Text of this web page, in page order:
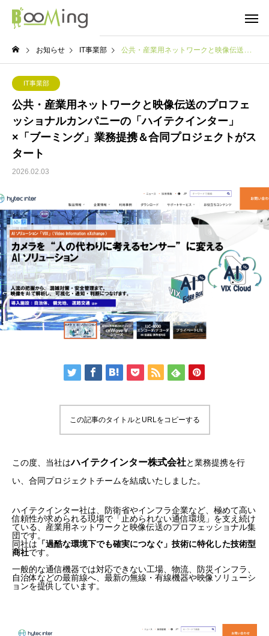
お知らせ IT事業部 公共・産業用ネットワークと映像伝送のプロフェッショナルカンパニーの「ハイテクインター」×「ブーミング」業務提携＆合同プロジェクトがスタート
IT事業部
公共・産業用ネットワークと映像伝送のプロフェ
ッショナルカンパニーの「ハイテクインター」
×「ブーミング」業務提携＆合同プロジェクトがス
タート
2026.02.03
この記事のタイトルとURLをコピーする
この度、当社はハイテクインター株式会社と業務提携を行
い、合同プロジェクトチームを結成いたしました。
ハイテクインター社は、防衛省やインフラ企業など、極めて高い
信頼性が求められる現場で「止められない通信環境」を支え続け
ている、産業用ネットワークと映像伝送のプロフェッショナル集
団です。
同社は 「過酷な環境下でも確実につなぐ」技術に特化した技術型
商社です。
一般的な通信機器では対応できない工場、物流、防災インフラ、
自治体などの最前線へ、最新の無線・有線機器や映像ソリューシ
ョンを提供しています。